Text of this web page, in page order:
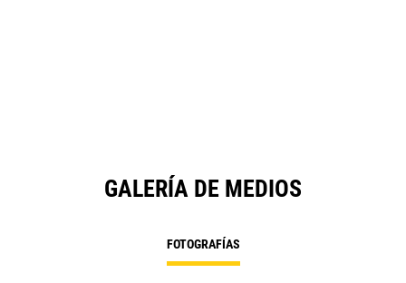
GALERÍA DE MEDIOS
FOTOGRAFÍAS